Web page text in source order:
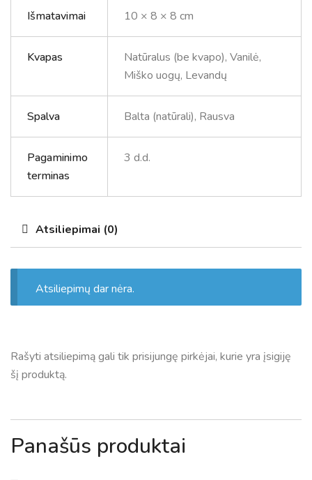
Išmatavimai 10 × 8 × 8 cm
Kvapas
Natūralus (be kvapo), Vanilė,
Miško uogų, Levandų
Spalva Balta (natūrali), Rausva
Pagaminimo
terminas
3 d.d.
Atsiliepimai (0)
Atsiliepimų dar nėra.
Rašyti atsiliepimą gali tik prisijungę pirkėjai, kurie yra įsigiję
šį produktą.
Panašūs produktai